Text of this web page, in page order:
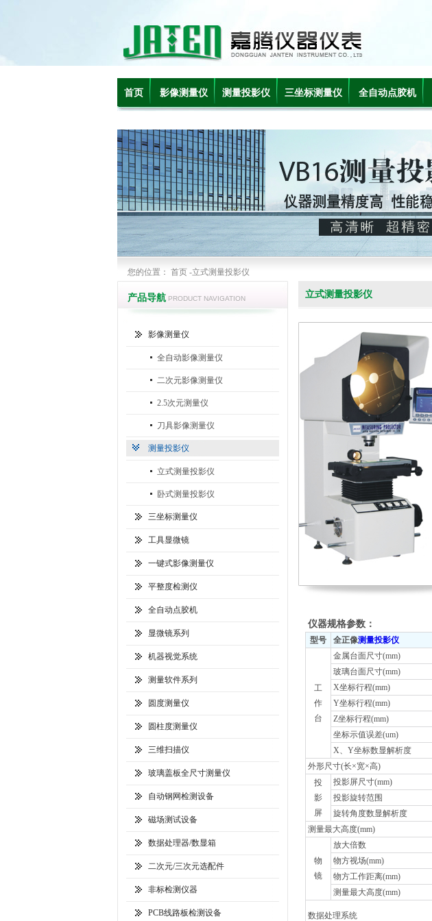
首页 影像测量仪 测量投影仪 三坐标测量仪 全自动点胶机
您的位置： 首页 -立式测量投影仪
产品导航 PRODUCT NAVIGATION
影像测量仪
全自动影像测量仪
二次元影像测量仪
2.5次元测量仪
刀具影像测量仪
测量投影仪
立式测量投影仪
卧式测量投影仪
三坐标测量仪
工具显微镜
一键式影像测量仪
平整度检测仪
全自动点胶机
显微镜系列
机器视觉系统
测量软件系列
圆度测量仪
圆柱度测量仪
三维扫描仪
玻璃盖板全尺寸测量仪
自动钢网检测设备
磁场测试设备
数据处理器/数显箱
二次元/三次元选配件
非标检测仪器
PCB线路板检测设备
立式测量投影仪
仪器规格参数：
型号 全正像测量投影仪
工
作
台
金属台面尺寸(mm)
玻璃台面尺寸(mm)
X坐标行程(mm)
Y坐标行程(mm)
Z坐标行程(mm)
坐标示值误差(um)
X、Y坐标数显解析度
外形尺寸(长×宽×高)
投
影
屏
投影屏尺寸(mm)
投影旋转范围
旋转角度数显解析度
测量最大高度(mm)
物
镜
放大倍数
物方视场(mm)
物方工作距离(mm)
测量最大高度(mm)
数据处理系统